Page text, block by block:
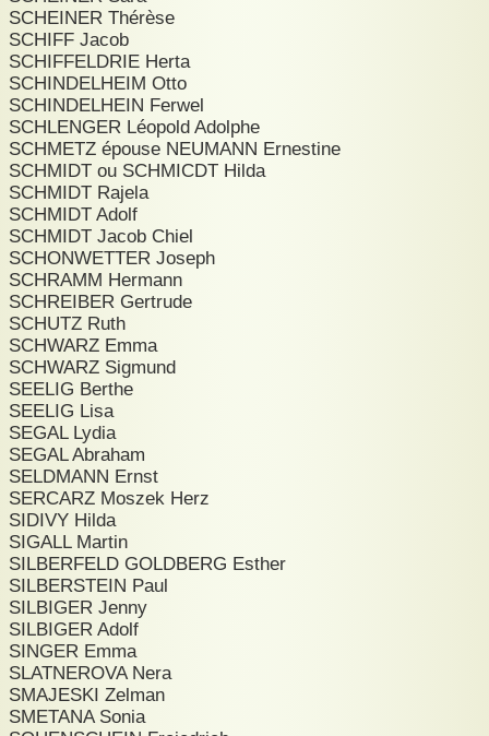
SCHEINER Thérèse
SCHIFF Jacob
SCHIFFELDRIE Herta
SCHINDELHEIM Otto
SCHINDELHEIN Ferwel
SCHLENGER Léopold Adolphe
SCHMETZ épouse NEUMANN Ernestine
SCHMIDT ou SCHMICDT Hilda
SCHMIDT Rajela
SCHMIDT Adolf
SCHMIDT Jacob Chiel
SCHONWETTER Joseph
SCHRAMM Hermann
SCHREIBER Gertrude
SCHUTZ Ruth
SCHWARZ Emma
SCHWARZ Sigmund
SEELIG Berthe
SEELIG Lisa
SEGAL Lydia
SEGAL Abraham
SELDMANN Ernst
SERCARZ Moszek Herz
SIDIVY Hilda
SIGALL Martin
SILBERFELD GOLDBERG Esther
SILBERSTEIN Paul
SILBIGER Jenny
SILBIGER Adolf
SINGER Emma
SLATNEROVA Nera
SMAJESKI Zelman
SMETANA Sonia